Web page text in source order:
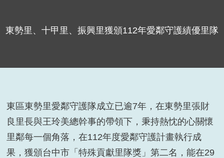
東勢里、十甲里、振興里獲頒112年愛鄰守護績優里隊
東區東勢里愛鄰守護隊成立已逾7年，在東勢里張財
良里長與王玲美總幹事的帶領下，秉持熱忱的心關懷
里鄰每一個角落，在112年度愛鄰守護計畫執行成
果，獲頒台中市「特殊貢獻里隊獎」第二名，能在29